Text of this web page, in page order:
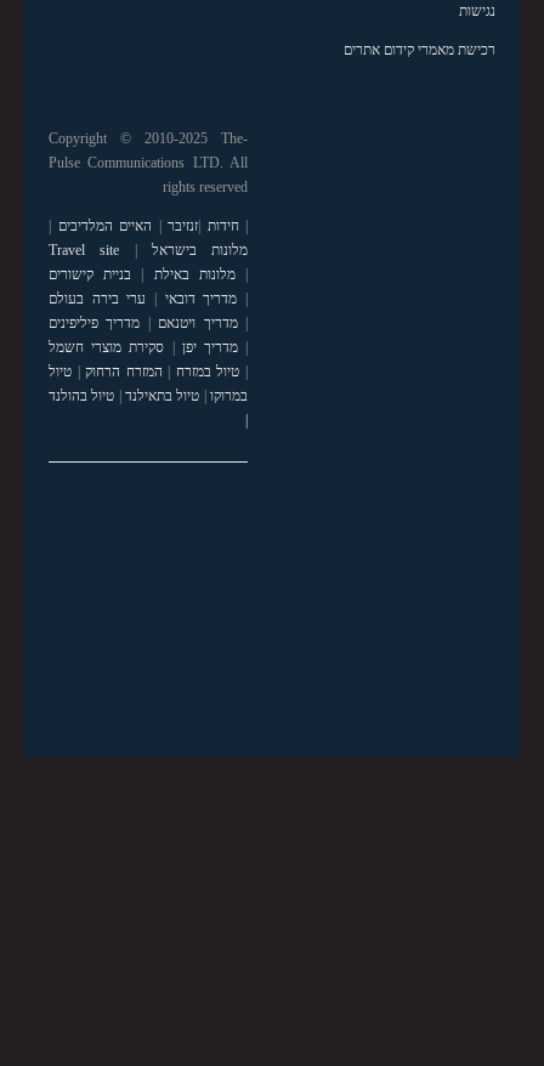
נגישות
רכישת מאמרי קידום אתרים
Copyright © 2010-2025 The-
Pulse Communications LTD. All
rights reserved
|חידות |זנזיבר | האיים המלדיבים |
מלונות בישראל |
Travel site
|מלונות באילת | בניית קישורים
| מדריך דובאי | ערי בירה בעולם
|מדריך ויטנאם | מדריך פיליפינים
|מדריך יפן | סקירת מוצרי חשמל
| טיול במזרח | המזרח הרחוק| טיול
במרוקו| טיול בתאילנד| טיול בהולנד
|